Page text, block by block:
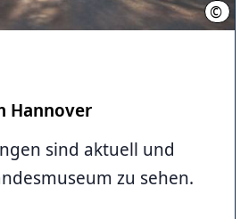
©
Hannover
sind aktuell und
zu sehen.